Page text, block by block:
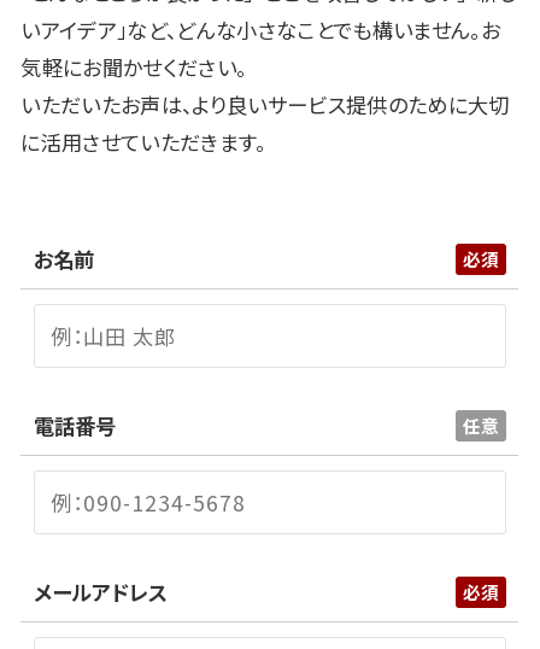
いアイデア」など、 どんな小さなことでも構いません。お
気軽にお聞かせください。
いただいたお声は、より良いサービス提供のために大切
に活用させていただきます。
お名前
電話番号
メールアドレス